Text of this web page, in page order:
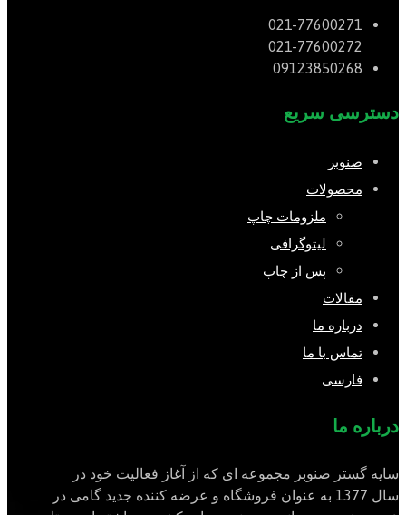
021-77600271
021-77600272
09123850268
دسترسی سریع
صنوبر
محصولات
ملزومات چاپ
لیتوگرافی
پس از چاپ
مقالات
درباره ما
تماس با ما
فارسی
درباره ما
سایه گستر صنوبر مجموعه ای که از آغاز فعالیت خود در
سال 1377 به عنوان فروشگاه و عرضه کننده جدید گامی در